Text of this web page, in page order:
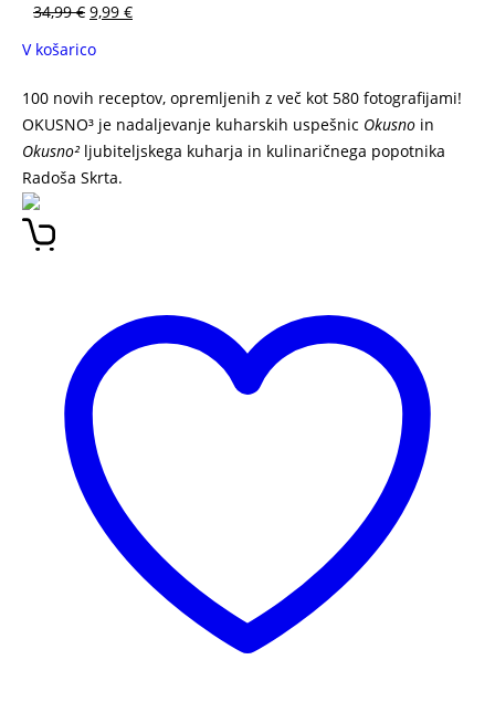
34,99€ 9,99 €
V košarico
100 novih receptov, opremljenih z več kot 580 fotografijami!
OKUSNO³ je nadaljevanje kuharskih uspešnic Okusno in
Okusno²ljubiteljskega kuharja in kulinaričnega popotnika
Radoša Skrta.